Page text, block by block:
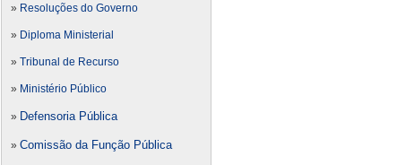
» Resoluções do Governo
» Diploma Ministerial
» Tribunal de Recurso
» Ministério Público
» Defensoria Pública
» Comissão da Função Pública